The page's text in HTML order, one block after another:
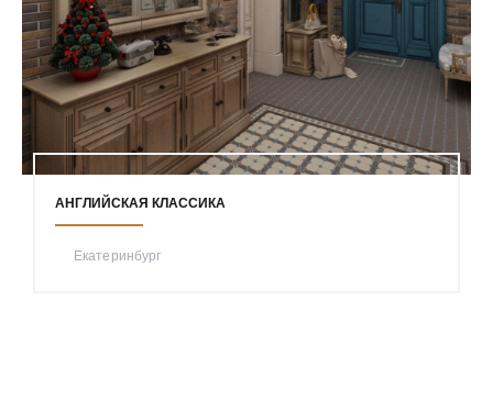
АНГЛИЙСКАЯ КЛАССИКА
Екатеринбург